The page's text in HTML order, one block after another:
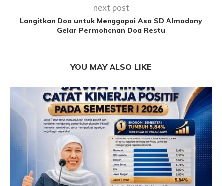
next post
Langitkan Doa untuk Menggapai Asa SD Almadany
Gelar Permohonan Doa Restu
YOU MAY ALSO LIKE